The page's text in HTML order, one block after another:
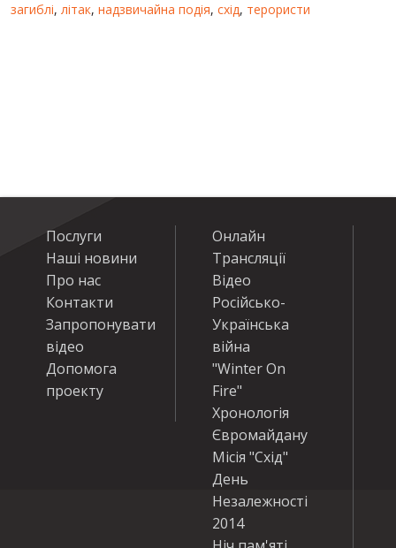
загиблі, літак, надзвичайна подія, схід, терористи
Послуги
Наші новини
Про нас
Контакти
Запропонувати
відео
Допомога
проекту
Онлайн
Трансляції
Відео
Російсько-
Українська
війна
"Winter On
Fire"
Хронологія
Євромайдану
Місія "Схід"
День
Незалежності
2014